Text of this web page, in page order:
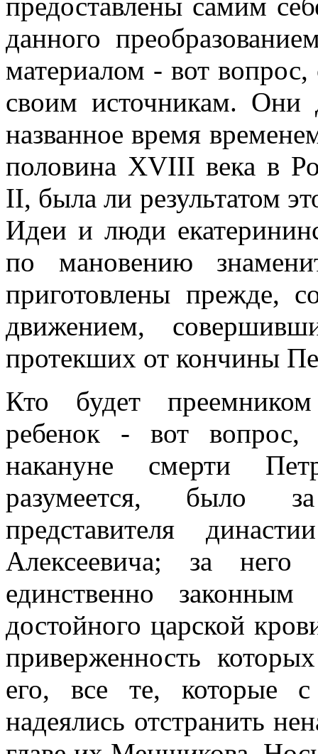
предоставлены самим
данного
материалом - вот
своим источникам.
названное время
половина XVIII века в
II, была ли результатом
Идеи и люди
по мановению
приготовлены прежде,
движением,
протекших от кончины
Кто будет
ребенок - вот вопрос,
накануне смерти
разумеется, было
представителя
Алексеевича; за
единственно
достойного царской
приверженность
его, все те, которые с
надеялись отстранить